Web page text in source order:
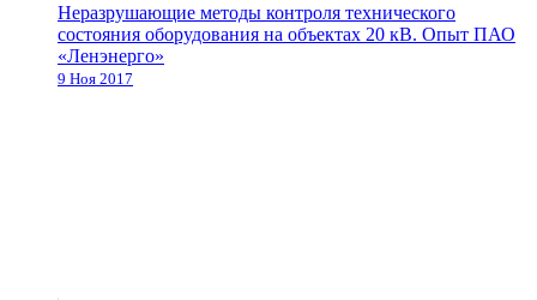
Неразрушающие методы контроля технического
состояния оборудования на объектах 20 кВ. Опыт ПАО
«Ленэнерго»
9 Ноя 2017